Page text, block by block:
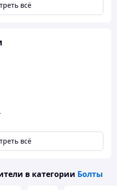
всё
всё
в категории Болты